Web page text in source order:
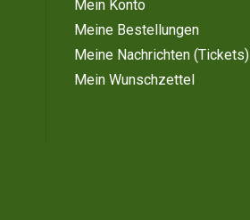
Mein Konto
Meine Bestellungen
Meine Nachrichten (Tickets)
Mein Wunschzettel